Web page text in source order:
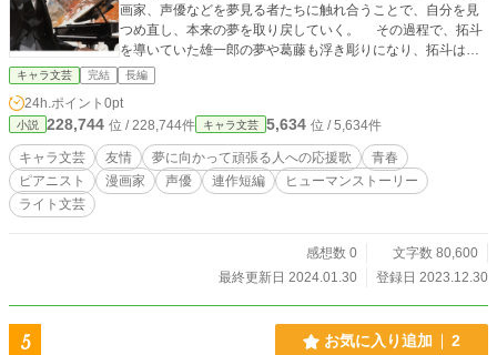
画家、声優などを夢見る者たちに触れ合うことで、自分を見
つめ直し、本来の夢を取り戻していく。 その過程で、拓斗
を導いていた雄一郎の夢や葛藤も浮き彫りになり、拓斗は雄
一郎のためにピアノのコンクールの入賞を目指すようにな
り……。 夢を追う者たちを連作短編形式で描きながら、拓
斗が成長していく、友情の青春ヒューマンストーリー。 諦
めず夢に向かって頑張っている人への応援歌です。
キャラ文芸 完結 長編
24h.ポイント 0pt
小説 228,744 位 / 228,744件 キャラ文芸 5,634 位 / 5,634件
キャラ文芸 友情 夢に向かって頑張る人への応援歌
青春
ピアニスト
漫画家 声優 連作短編
ヒューマンストーリー
ライト文芸
感想数 0
文字数 80,600
最終更新日 2024.01.30
登録日 2023.12.30
5 お気に入り追加 2